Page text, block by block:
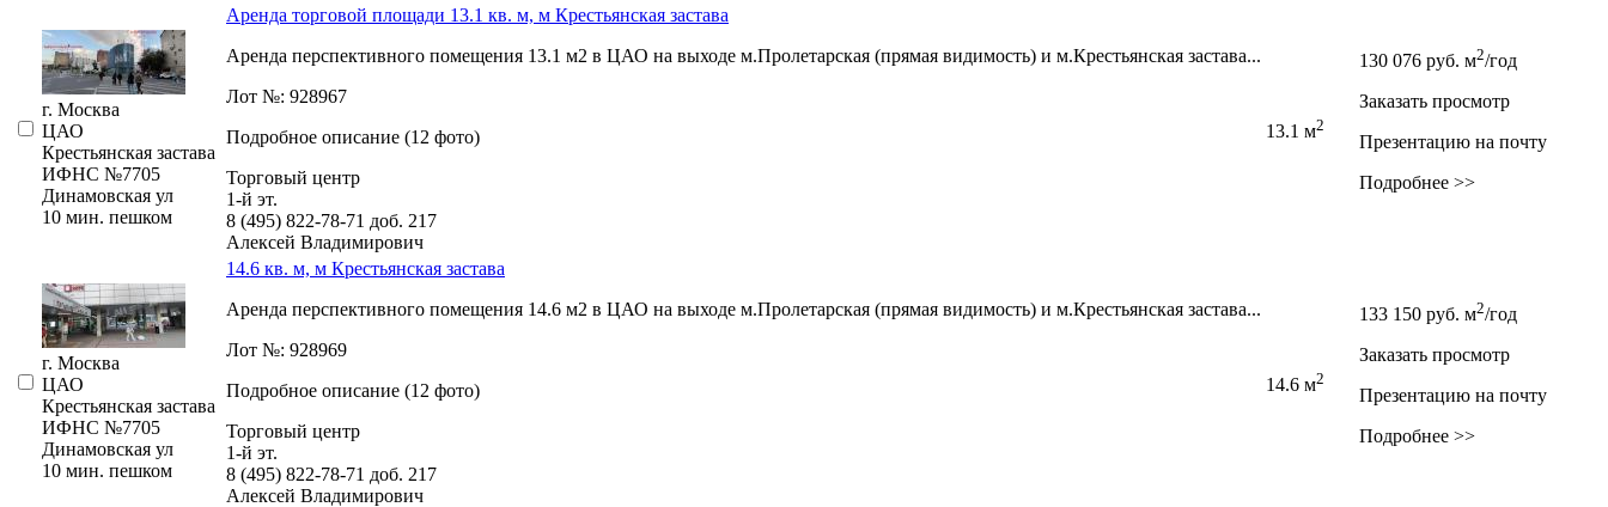
г. Москва
ЦАО
Крестьянская застава
ИФНС №7705
Динамовская ул
10 мин. пешком
Аренда торговой площади 13.1 кв. м, м Крестьянская застава
Аренда перспективного помещения 13.1 м2 в ЦАО на выходе м.Пролетарская (прямая видимость) и м.Крестьянская застава...
Лот №: 928967
Подробное описание (12 фото)
Торговый центр
1-й эт.
8 (495) 822-78-71 доб. 217
Алексей Владимирович
13.1 м2
130 076 руб. м2/год
Заказать просмотр
Презентацию на почту
Подробнее >>
г. Москва
ЦАО
Крестьянская застава
ИФНС №7705
Динамовская ул
10 мин. пешком
14.6 кв. м, м Крестьянская застава
Аренда перспективного помещения 14.6 м2 в ЦАО на выходе м.Пролетарская (прямая видимость) и м.Крестьянская застава...
Лот №: 928969
Подробное описание (12 фото)
Торговый центр
1-й эт.
8 (495) 822-78-71 доб. 217
Алексей Владимирович
14.6 м2
133 150 руб. м2/год
Заказать просмотр
Презентацию на почту
Подробнее >>